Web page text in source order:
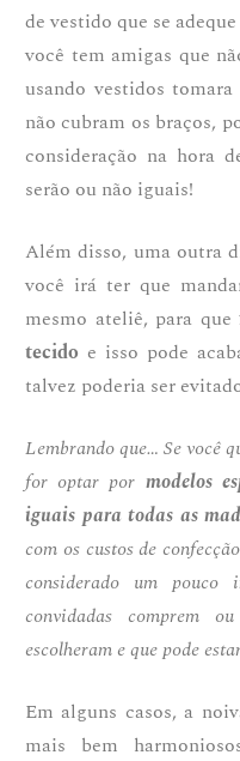
de vestido que se
você tem amigas que
usando vestidos
não cubram os braços,
consideração na hora
serão ou não iguais!
Além disso, uma outra
você irá ter que
mesmo ateliê, para que
tecido e isso pode
talvez poderia ser
Lembrando que… Se você
for optar por modelos
iguais para todas as
com os custos de
considerado um pouco
convidadas comprem
escolheram e que pode
Em alguns casos, a
mais bem